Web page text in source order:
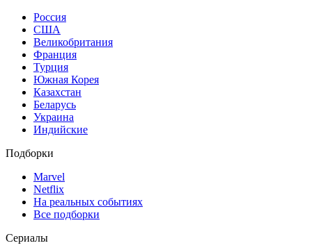
Россия
США
Великобритания
Франция
Турция
Южная Корея
Казахстан
Беларусь
Украина
Индийские
Подборки
Marvel
Netflix
На реальных событиях
Все подборки
Сериалы